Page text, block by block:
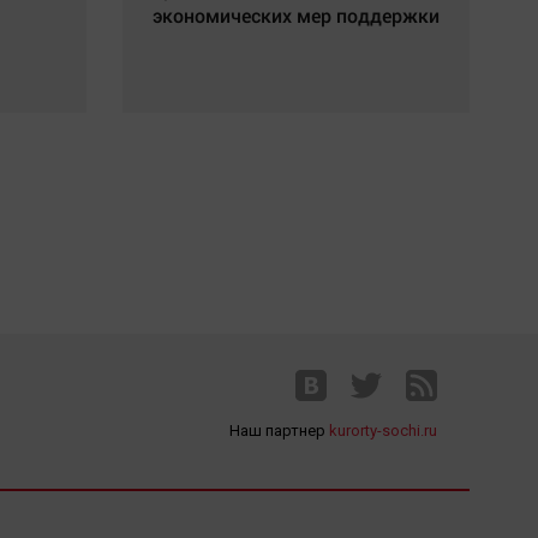
экономических мер поддержки
Наш партнер kurorty-sochi.ru